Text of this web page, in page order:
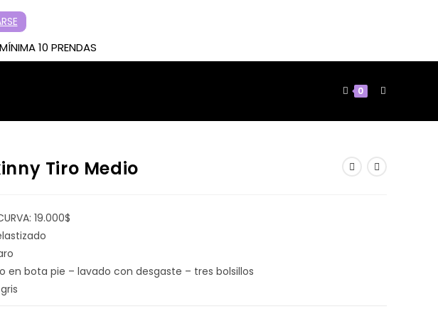
10 PRENDAS
0
Tiro Medio
19.000$
en bota pie – lavado con desgaste – tres bolsillos